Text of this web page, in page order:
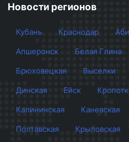
Новости регионов
Кубань Краснодар
Апшеронск
Белая Глина
Брюховецкая
Выселки
Динская
Ейск
Калининская
Каневская
Полтавская
Крыловская